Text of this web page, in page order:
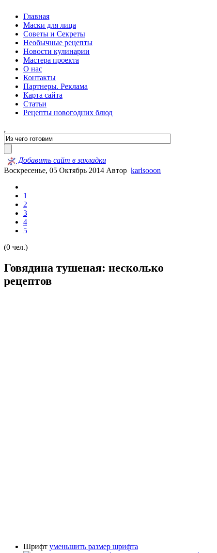
Главная
Маски для лица
Советы и Секреты
Необычные рецепты
Новости кулинарии
Мастера проекта
О нас
Контакты
Партнеры. Реклама
Карта сайта
Статьи
Рецепты новогодних блюд
,
Добавить сайт в закладки
Воскресенье, 05 Октябрь 2014 Автор karlsooon
1
2
3
4
5
(0 чел.)
Говядина тушеная: несколько
рецептов
Шрифт уменьшить размер шрифта